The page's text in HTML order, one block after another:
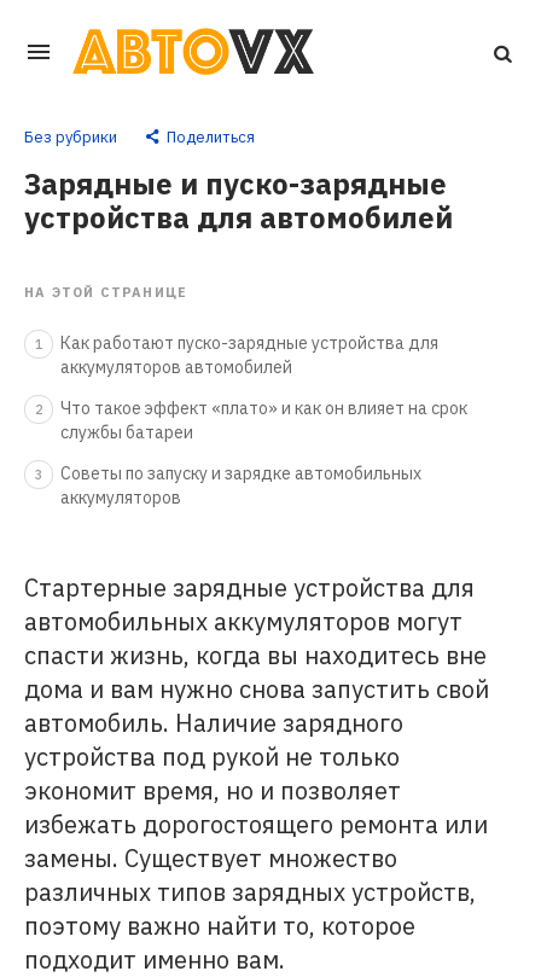
Перейти
контенту
Без рубрики Поделиться
Зарядные и пуско-зарядные
устройства для автомобилей
НА ЭТОЙ СТРАНИЦЕ
1
Как работают пуско-зарядные устройства для
аккумуляторов автомобилей
2
Что такое эффект «плато» и как он влияет на срок
службы батареи
3
Советы по запуску и зарядке автомобильных
аккумуляторов
Стартерные зарядные устройства для
автомобильных аккумуляторов могут
спасти жизнь, когда вы находитесь вне
дома и вам нужно снова запустить свой
автомобиль. Наличие зарядного
устройства под рукой не только
экономит время, но и позволяет
избежать дорогостоящего ремонта или
замены. Существует множество
различных типов зарядных устройств,
поэтому важно найти то, которое
подходит именно вам.